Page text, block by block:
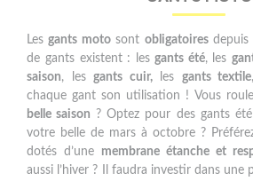
Lesgants motosont obligatoiresdepuis
de gants existent : les gants été, les
saison, les gants cuir,les gants textile
chaque gant son utilisation ! Vous
belle saison ? Optez pour des gants été
votre belle de mars à octobre ?
dotés d’une membrane étanche et
aussi l’hiver ? Il faudra investir dans une